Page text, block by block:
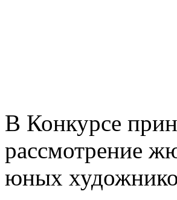
В Конкурсе
рассмотрение
юных